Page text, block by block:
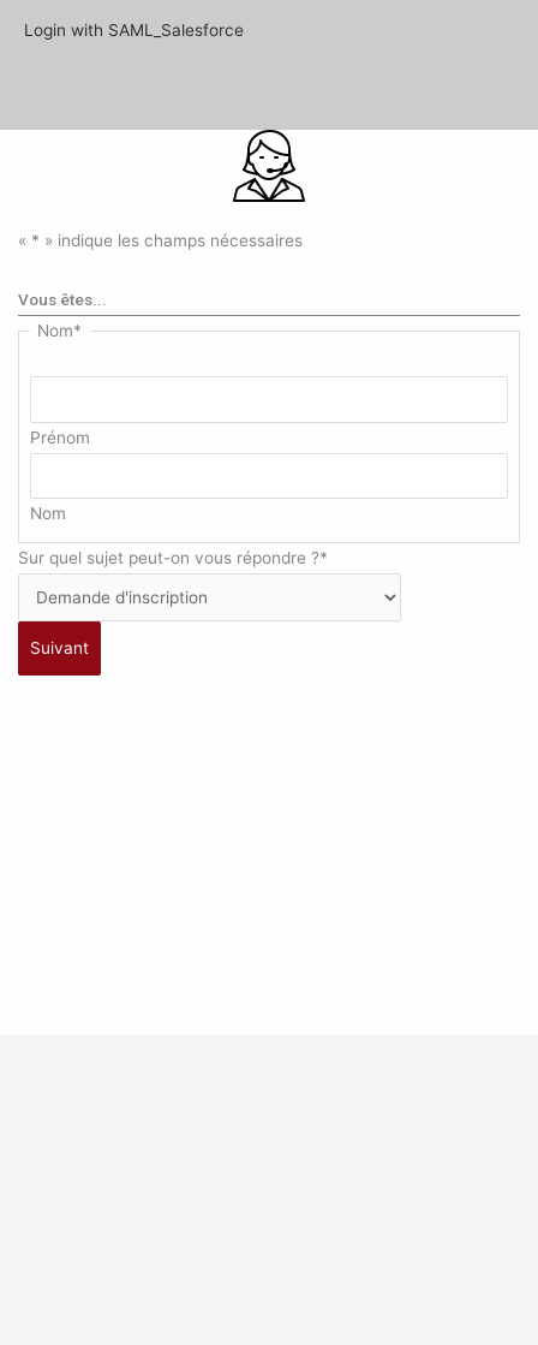
Login with SAML_Salesforce
« * » indique les champs nécessaires
Vous êtes...
Nom*
Prénom
Nom
Sur quel sujet peut-on vous répondre ?*
Suivant